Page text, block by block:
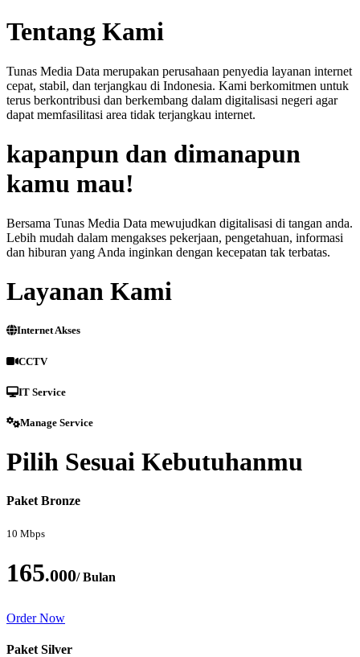
Tentang Kami
Tunas Media Data merupakan perusahaan penyedia layanan internet
cepat, stabil, dan terjangkau di Indonesia. Kami berkomitmen untuk
terus berkontribusi dan berkembang dalam digitalisasi negeri agar
dapat memfasilitasi area tidak terjangkau internet.
kapanpun dan dimanapun
kamu mau!
Bersama Tunas Media Data mewujudkan digitalisasi di tangan anda.
Lebih mudah dalam mengakses pekerjaan, pengetahuan, informasi
dan hiburan yang Anda inginkan dengan kecepatan tak terbatas.
Layanan Kami
Internet Akses
CCTV
IT Service
Manage Service
Pilih Sesuai Kebutuhanmu
Paket Bronze
10 Mbps
165.000/ Bulan
Order Now
Paket Silver